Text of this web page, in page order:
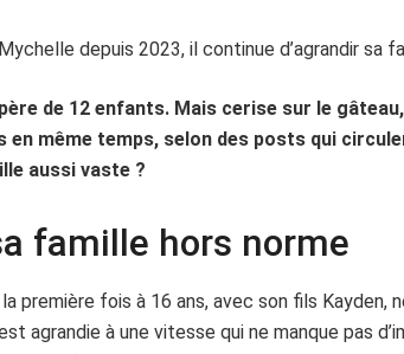
depuis 2023, il continue d’agrandir sa
de 12 enfants. Mais cerise sur le
en même temps, selon des posts qui
aussi vaste ?
famille hors norme
première fois à 16 ans, avec son fils Kayden,
agrandie à une vitesse qui ne manque pas